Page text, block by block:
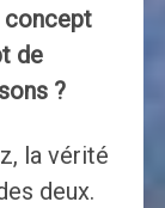
concept
de
?
la vérité
deux.